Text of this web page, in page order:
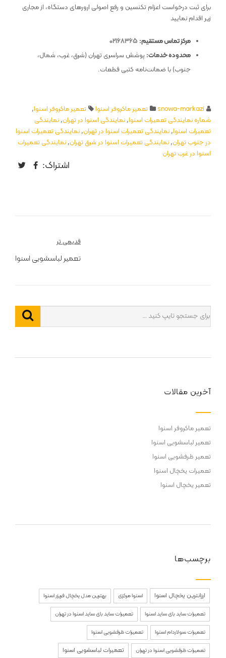
برای ثبت درخواست اعزام تکنسین و رفع اصولی ارورهای دستگاه، از مجاری
زیر اقدام نمایید
مرکز تماس مستقیم: 02168365
محدوده خدمات: پوشش سراسری تهران (شرق، غرب، شمال،
جنوب) با ضمانت‌نامه کتبی قطعات.
snowa-markazi تعمیر ماکروفر اسنوا تعمیر ماکروفر اسنوا,
شماره نمایندگی تعمیرات اسنوا, نمایندگی اسنوا در تهران, نمایندگی
تعمیرات اسنوا, نمایندگی تعمیرات اسنوا در تهران, نمایندگی تعمیرات اسنوا
در جنوب تهران, نمایندگی تعمیرات اسنوا در شرق تهران, نمایندگی تعمیرات
اسنوا در غرب تهران
اشتراک:
قدیمی تر
تعمیر لباسشویی اسنوا
آخرین مقالات
تعمیر ماکروفر اسنوا
تعمیر لباسشویی اسنوا
تعمیر ظرفشویی اسنوا
تعمیرات یخچال اسنوا
تعمیر یخچال اسنوا
برچسب‌ها
ارزانترین یخچال اسنوا اسنوا مرکزی بهترین مدل یخچال فریزر اسنوا
تعمیرات ساید بای ساید اسنوا تعمیرات ساید بای ساید اسنوا در تهران
تعمیرات سولاردام اسنوا تعمیرات ظرفشویی اسنوا
تعمیرات ظرفشویی اسنوا در تهران تعمیرات لباسشویی اسنوا